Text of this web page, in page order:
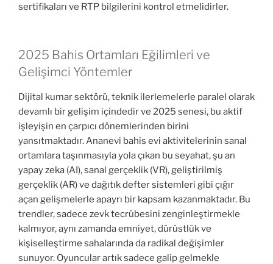
sertifikaları ve RTP bilgilerini kontrol etmelidirler.
2025 Bahis Ortamları Eğilimleri ve
Gelişimci Yöntemler
Dijital kumar sektörü, teknik ilerlemelerle paralel olarak
devamlı bir gelişim içindedir ve 2025 senesi, bu aktif
işleyişin en çarpıcı dönemlerinden birini
yansıtmaktadır. Ananevi bahis evi aktivitelerinin sanal
ortamlara taşınmasıyla yola çıkan bu seyahat, şu an
yapay zeka (AI), sanal gerçeklik (VR), geliştirilmiş
gerçeklik (AR) ve dağıtık defter sistemleri gibi çığır
açan gelişmelerle apayrı bir kapsam kazanmaktadır. Bu
trendler, sadece zevk tecrübesini zenginleştirmekle
kalmıyor, aynı zamanda emniyet, dürüstlük ve
kişiselleştirme sahalarında da radikal değişimler
sunuyor. Oyuncular artık sadece galip gelmekle